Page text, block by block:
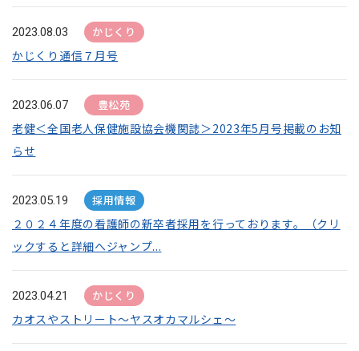
2023.08.03 かじくり
かじくり通信７月号
2023.06.07 豊松苑
老健＜全国老人保健施設協会機関誌＞2023年5月号掲載のお知
らせ
2023.05.19 採用情報
２０２４年度の看護師の新卒者採用を行っております。（クリ
ックすると詳細へジャンプ...
2023.04.21 かじくり
カオスやストリート～ヤスオカマルシェ～